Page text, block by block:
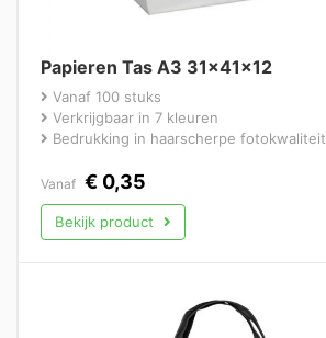
Papieren Tas A3 31x41x12
Vanaf 100 stuks
Verkrijgbaar in 7 kleuren
Bedrukking in haarscherpe fotokwaliteit
Vanaf € 0,35
Bekijk product